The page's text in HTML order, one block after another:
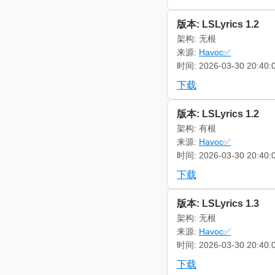
版本: LSLyrics 1.2
架构: 无根
来源: Havoc✅
时间: 2026-03-30
下载
版本: LSLyrics 1.2
架构: 有根
来源: Havoc✅
时间: 2026-03-30
下载
版本: LSLyrics 1.3
架构: 无根
来源: Havoc✅
时间: 2026-03-30
下载